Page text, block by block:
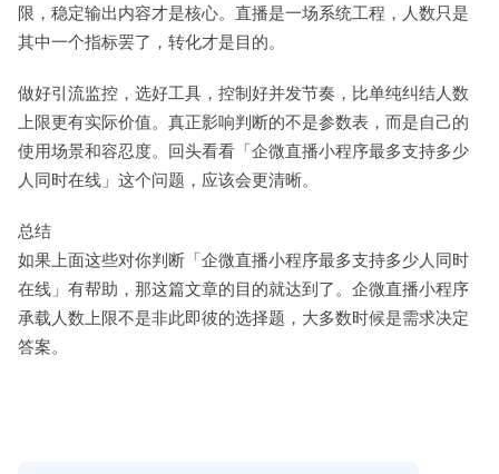
限，稳定输出内容才是核心。直播是一场系统工程，人数只是
其中一个指标罢了，转化才是目的。
做好引流监控，选好工具，控制好并发节奏，比单纯纠结人数
上限更有实际价值。真正影响判断的不是参数表，而是自己的
使用场景和容忍度。回头看看「企微直播小程序最多支持多少
人同时在线」这个问题，应该会更清晰。
总结
如果上面这些对你判断「企微直播小程序最多支持多少人同时
在线」有帮助，那这篇文章的目的就达到了。企微直播小程序
承载人数上限不是非此即彼的选择题，大多数时候是需求决定
答案。